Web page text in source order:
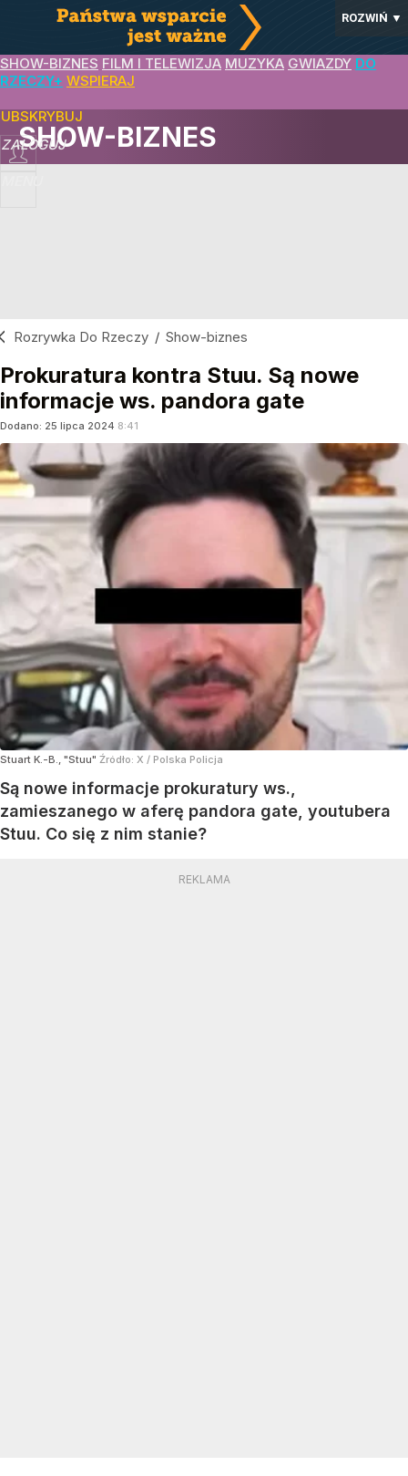
ROZWIŃ ▼
SHOW-BIZNES FILM I TELEWIZJA MUZYKA GWIAZDY DO
RZECZY+ WSPIERAJ
ZALOGUJ
SHOW-BIZNES
Rozrywka Do Rzeczy / Show-biznes
Prokuratura kontra Stuu. Są nowe
informacje ws. pandora gate
Dodano: 25 lipca 2024 8:41
Stuart K.-B., "Stuu" Źródło: X / Polska Policja
Są nowe informacje prokuratury ws.,
zamieszanego w aferę pandora gate, youtubera
Stuu. Co się z nim stanie?